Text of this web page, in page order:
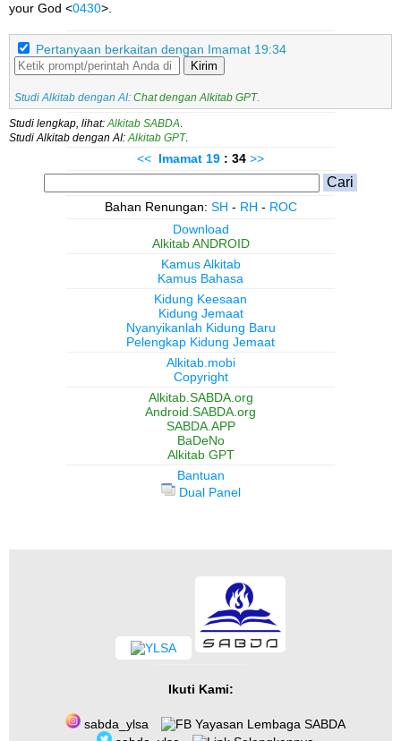
your God <0430>.
Pertanyaan berkaitan dengan Imamat 19:34
Kirim
Studi Alkitab dengan AI: Chat dengan Alkitab GPT.
Studi lengkap, lihat: Alkitab SABDA
Studi Alkitab dengan AI: Alkitab GPT.
<< Imamat 19 : 34 >>
Bahan Renungan: SH - RH - ROC
Download
Alkitab ANDROID
Kamus Alkitab
Kamus Bahasa
Kidung Keesaan
Kidung Jemaat
Nyanyikanlah Kidung Baru
Pelengkap Kidung Jemaat
Alkitab.mobi
Copyright
Alkitab.SABDA.org
Android.SABDA.org
SABDA.APP
BaDeNo
Alkitab GPT
Bantuan
Dual Panel
Ikuti Kami:
sabda_ylsa
Yayasan Lembaga SABDA